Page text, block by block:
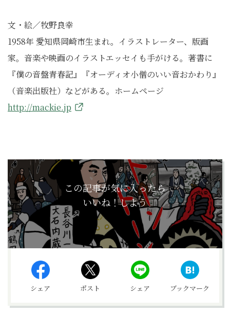
文・絵／牧野良幸
1958年 愛知県岡崎市生まれ。イラストレーター、版画
家。音楽や映画のイラストエッセイも手がける。著書に
『僕の音盤青春記』『オーディオ小僧のいい音おかわり』
（音楽出版社）などがある。ホームページ
http://mackie.jp
この記事が気に入ったら
いいね！しよう
シェア ポスト シェア ブックマーク